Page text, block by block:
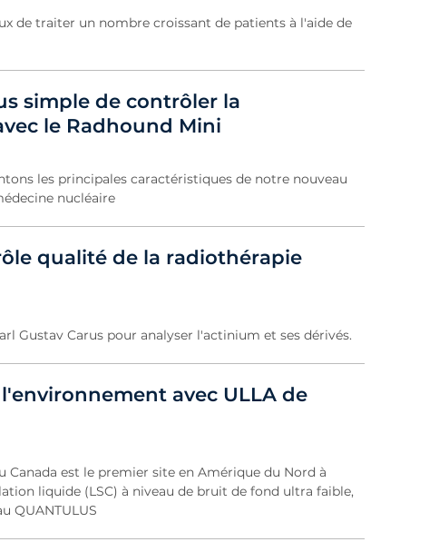
de traiter un nombre croissant de patients à l'aide de
simple de contrôler la
le Radhound Mini
les principales caractéristiques de notre nouveau
nucléaire
qualité de la radiothérapie
Gustav Carus pour analyser l'actinium et ses dérivés.
avec ULLA de
Canada est le premier site en Amérique du Nord à
liquide (LSC) à niveau de bruit de fond ultra faible,
QUANTULUS